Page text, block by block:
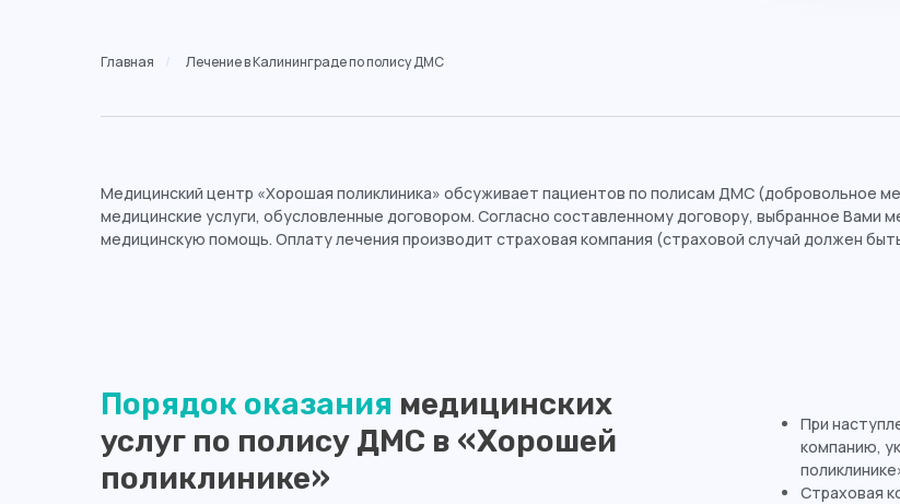
Главная / Лечение в Калининграде по полису ДМС
Медицинский центр «Хорошая поликлиника» обсуживает пациентов по полисам ДМС (добровольное
медицинские услуги, обусловленные договором. Согласно составленному договору, выбранное Вами
медицинскую помощь. Оплату лечения производит страховая компания (страховой случай должен
Порядок оказания медицинских
услуг по полису ДМС в «Хорошей
поликлинике»
При
компанию,
Страховая